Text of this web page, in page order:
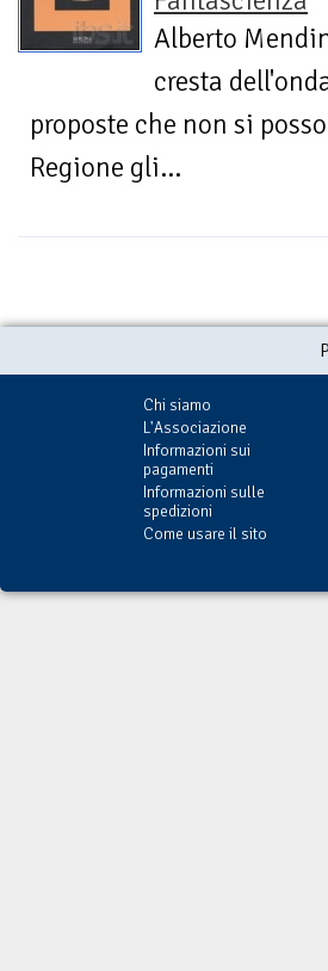
Alberto
cresta
proposte che non si
Regione gli...
Chi siamo
L'Associazione
Informazioni sui
pagamenti
Informazioni sulle
spedizioni
Come usare il sito